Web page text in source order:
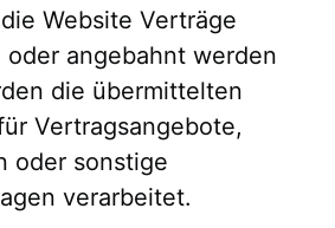
Website Verträge
oder angebahnt werden
die übermittelten
Vertragsangebote,
oder sonstige
verarbeitet.